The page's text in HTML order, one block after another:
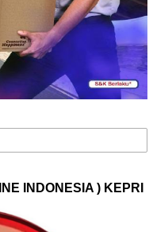
INDONESIA ) KEPRI